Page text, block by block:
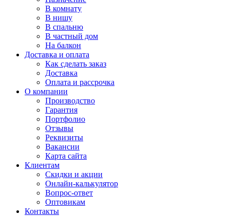
В комнату
В нишу
В спальню
В частный дом
На балкон
Доставка и оплата
Как сделать заказ
Доставка
Оплата и рассрочка
О компании
Производство
Гарантия
Портфолио
Отзывы
Реквизиты
Вакансии
Карта сайта
Клиентам
Скидки и акции
Онлайн-калькулятор
Вопрос-ответ
Оптовикам
Контакты